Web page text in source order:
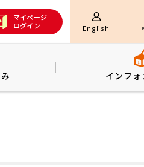
マイページ
ログイン
English
インフォ